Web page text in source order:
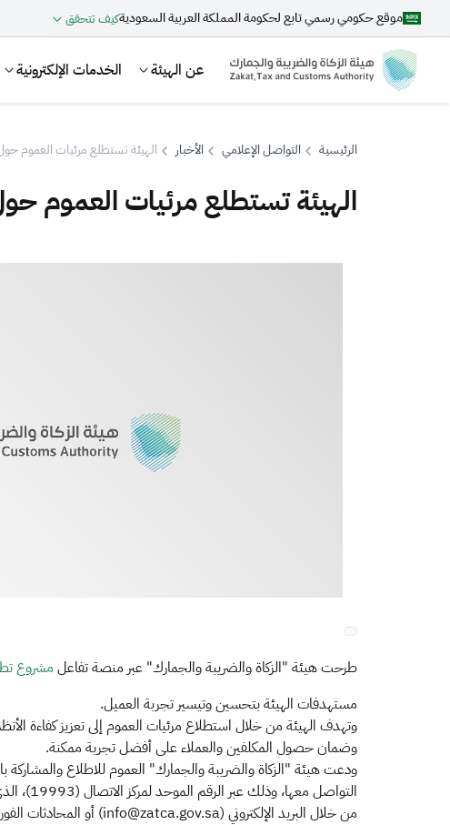
موقع حكومي رسمي تابع لحكومة المملكة العربية السعوديةكيف تتحقق
عن الهيئة الخدمات الإلكترونية
بحث
الرئيسية التواصل الإعلامي الأخبار الهيئة تستطلع مرئيات العموم
الهيئة تستطلع مرئيات العموم
​​​​طرحت هيئة "الزكاة والضريبة والجمارك" عبر منصة تفاعل مشروع
مستهدفات الهيئة بتحسين وتيسير تجربة العميل.
وتهدف الهيئة من خلال استطلاع مرئيات العموم إلى تعزيز كفاءة
وضمان حصول المكلفين والعملاء على أفضل تجربة ممكنة.
ودعت هيئة "الزكاة والضريبة والجمارك" العموم للاطلاع
من خلال البريد الإلكتروني (info@zatca.gov.sa) أو المحادثات الفورية عبر موقع الهيئة (zatca.gov.sa).